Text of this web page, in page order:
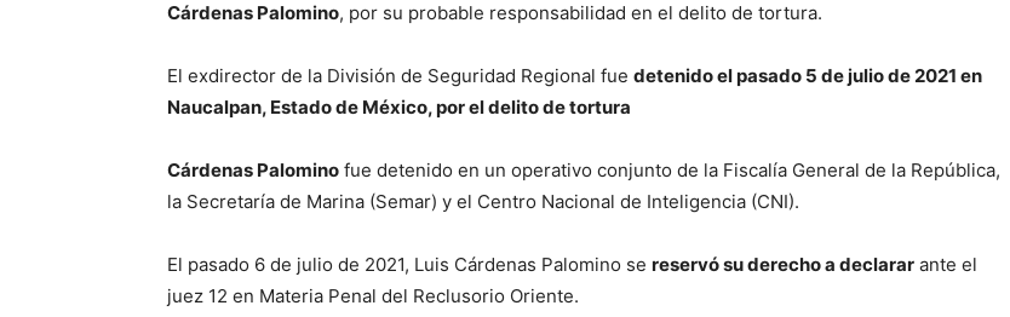
Cárdenas Palomino, por su probable responsabilidad en el delito de tortura.
El exdirector de la División de Seguridad Regional fue detenido el pasado 5 de julio de 2021 en
Naucalpan, Estado de México, por el delito de tortura
Cárdenas Palomino fue detenido en un operativo conjunto de la Fiscalía General de la República,
la Secretaría de Marina (Semar) y el Centro Nacional de Inteligencia (CNI).
El pasado 6 de julio de 2021, Luis Cárdenas Palomino se reservó su derecho a declarar ante el
juez 12 en Materia Penal del Reclusorio Oriente.